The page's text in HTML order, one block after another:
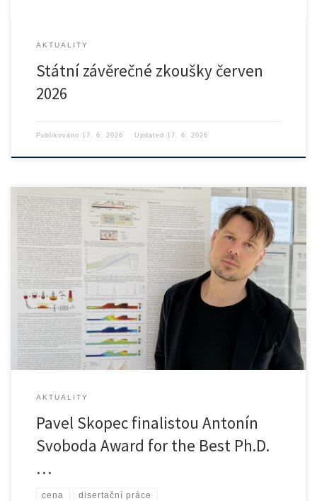
AKTUALITY
Státní závěrečné zkoušky červen
2026
Publikováno 17. 6. 2026 Updated 17. 6. 2026
Ing. Pavel Skopec, Ph.D., působící na Ústavu přístrojové a řídicí […]
AKTUALITY
Pavel Skopec finalistou Antonín
Svoboda Award for the Best Ph.D.
…
cena disertační práce